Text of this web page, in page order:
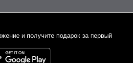
и получите подарок за первый